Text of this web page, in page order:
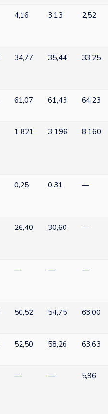
4,16 3,13 2,52
34,77 35,44 33,25
61,07 61,43 64,23
1 821 3 196 8 160
0,25 0,31 —
26,40 30,60 —
— — —
50,52 54,75 63,00
52,50 58,26 63,63
— — 5,96